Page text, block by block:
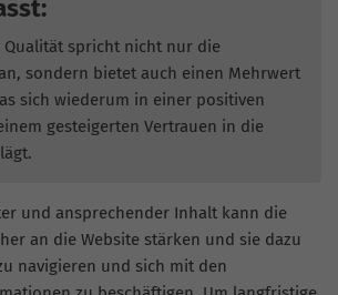
spricht nicht nur die
sondern bietet auch einen Mehrwert
sich wiederum in einer positiven
gesteigerten Vertrauen in die
und ansprechender Inhalt kann die
an die Website stärken und sie dazu
navigieren und sich mit den